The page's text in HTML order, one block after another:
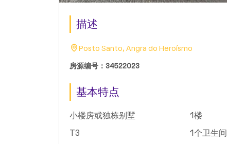
描述
Posto Santo, Angra do Heroísmo
房源编号：34522023
基本特点
小楼房或独栋别墅 1楼
T3
1个卫生间